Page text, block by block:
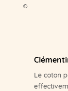
☺
Le coton